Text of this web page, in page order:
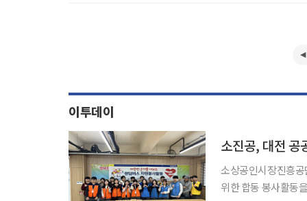
이투데이
소진공, 대전 공
소상공인시장진흥
위한 합동 봉사활동을 실시했다고 7일 밝